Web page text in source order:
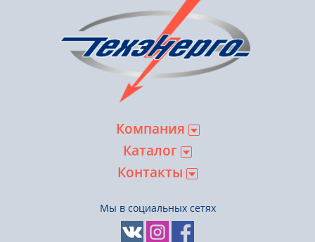
Компания
Каталог
Контакты
Мы в социальных сетях